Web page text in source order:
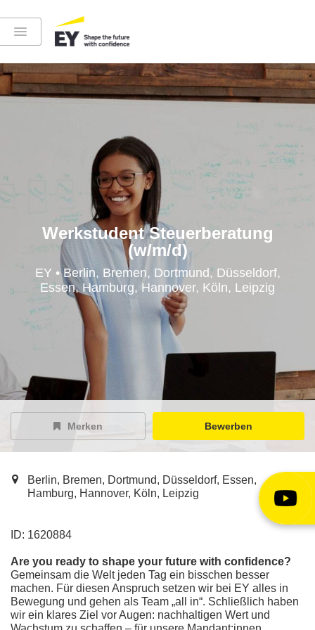
Instagram
YouTube
Höre in die EY-Welt rein
EY Careers Spotlight
der Karriere-Podcast
EY Joblight
Werkstudent Steuerberatung
(w/m/d)
EY • Berlin, Bremen, Dortmund, Düsseldorf,
Essen, Hamburg, Hannover, Köln, Leipzig
Merken Bewerben
Berlin, Bremen, Dortmund, Düsseldorf, Essen,
Hamburg, Hannover, Köln, Leipzig
ID: 1620884
Are you ready to shape your future with confidence?
Gemeinsam die Welt jeden Tag ein bisschen besser
machen. Für diesen Anspruch setzen wir bei EY alles in
Bewegung und gehen als Team „all in“. Schließlich haben
wir ein klares Ziel vor Augen: nachhaltigen Wert und